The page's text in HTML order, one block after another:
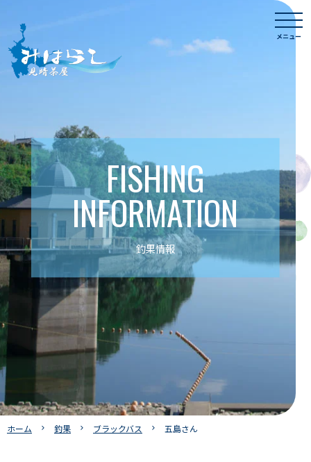
content
メニュー
FISHING
INFORMATION
釣果情報
ホーム 釣果 ブラックバス 五島さん